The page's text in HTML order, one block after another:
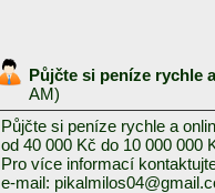
Půjčte si peníze rychle
AM)
Půjčte si peníze rychle a
od 40 000 Kč do 10 000 000
Pro více informací
e-mail: